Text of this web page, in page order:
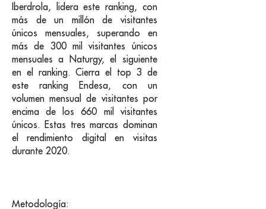
Iberdrola, lidera este ranking, con
más de un millón de visitantes
únicos mensuales, superando en
más de 300 mil visitantes únicos
mensuales a Naturgy, el siguiente
en el ranking. Cierra el top 3 de
este ranking Endesa, con un
volumen mensual de visitantes por
encima de los 660 mil visitantes
únicos. Estas tres marcas dominan
el rendimiento digital en visitas
durante 2020.
Metodología: